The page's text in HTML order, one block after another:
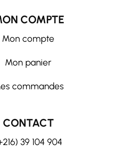
COMPTE
Mon compte
Mon panier
commandes
CONTACT
39 104 904